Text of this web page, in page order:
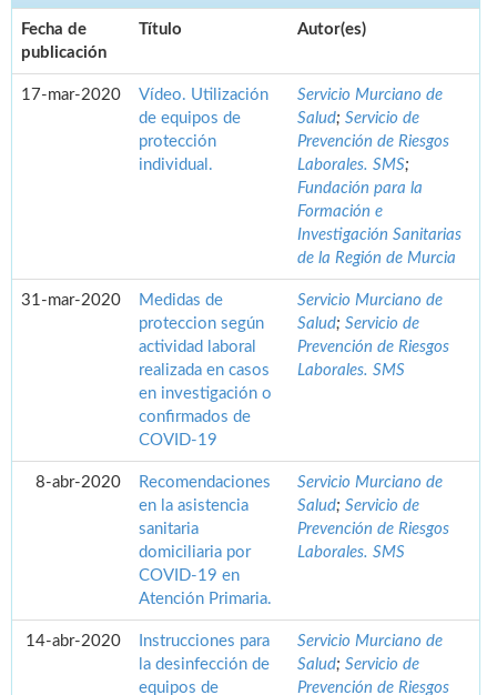
Fecha de
publicación
Título Autor(es)
17-mar-2020
Vídeo. Utilización
de equipos de
protección
individual.
Servicio Murciano de
Salud; Servicio de
Prevención de Riesgos
Laborales. SMS;
Fundación para la
Formación e
Investigación Sanitarias
de la Región de Murcia
31-mar-2020
Medidas de
proteccion según
actividad laboral
realizada en casos
en investigación o
confirmados de
COVID-19
Servicio Murciano de
Salud; Servicio de
Prevención de Riesgos
Laborales. SMS
8-abr-2020
Recomendaciones
en la asistencia
sanitaria
domiciliaria por
COVID-19 en
Atención Primaria.
Servicio Murciano de
Salud; Servicio de
Prevención de Riesgos
Laborales. SMS
14-abr-2020
Instrucciones para
la desinfección de
equipos de
Servicio Murciano de
Salud; Servicio de
Prevención de Riesgos